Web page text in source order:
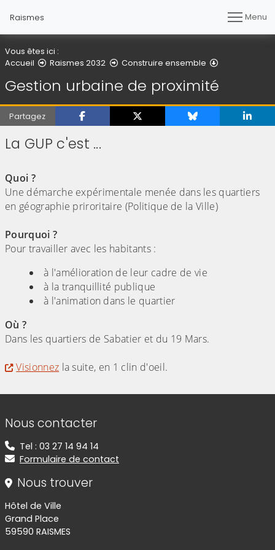
Raismes Menu
Vous êtes ici :
Accueil
Raismes 2032 Construire ensemble
Gestion urbaine de proximité
Partagez
La GUP c'est ...
Quoi ?
Une démarche expérimentale menée dans les quartiers
en géographie priroritaire (Politique de la Ville)
Pourquoi ?
Pour travailler avec les habitants :
à l'amélioration de leur cadre de vie
à la tranquillité publique
à l'animation dans le quartier
Où ?
Dans les quartiers de Sabatier et du 19 Mars.
Visionnez la suite, en 1 clin d'oeil.
Informations de contact
Nous contacter
Tel : 03 27 14 94 14
Formulaire de contact
Nous trouver
Hôtel de Ville
Grand Place
59590 RAISMES